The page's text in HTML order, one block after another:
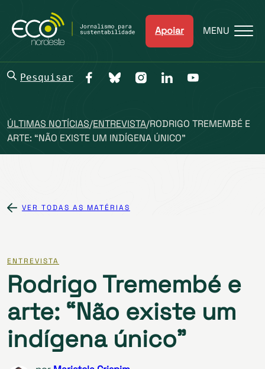
Apoiar MENU
Pesquisar
ÚLTIMAS NOTÍCIAS/ENTREVISTA/RODRIGO TREMEMBÉ E
ARTE: “NÃO EXISTE UM INDÍGENA ÚNICO”
VER TODAS AS MATÉRIAS
ENTREVISTA
Rodrigo Tremembé e
arte: “Não existe um
indígena único”